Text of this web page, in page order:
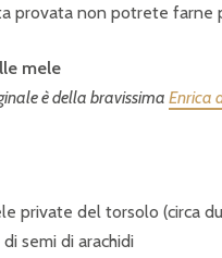
provata non potrete farne
mele
è della bravissima Enrica
private del torsolo (circa
semi di arachidi